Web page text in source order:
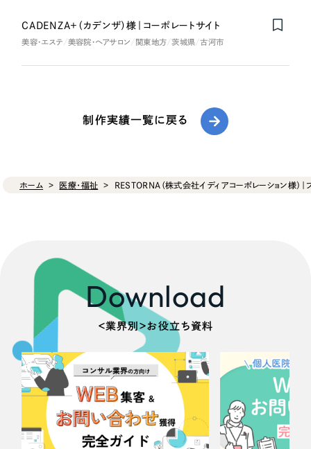
CADENZA+（カデンザ）様｜コーポレートサイト
美容・エステ 美容院・ヘアサロン 関東地方 茨城県 古河市
制作実績一覧に戻る
ホーム 医療・福祉 RESTORNA（株式会社イディアコーポレーション様）｜
Download
＜業界別＞お役立ち資料